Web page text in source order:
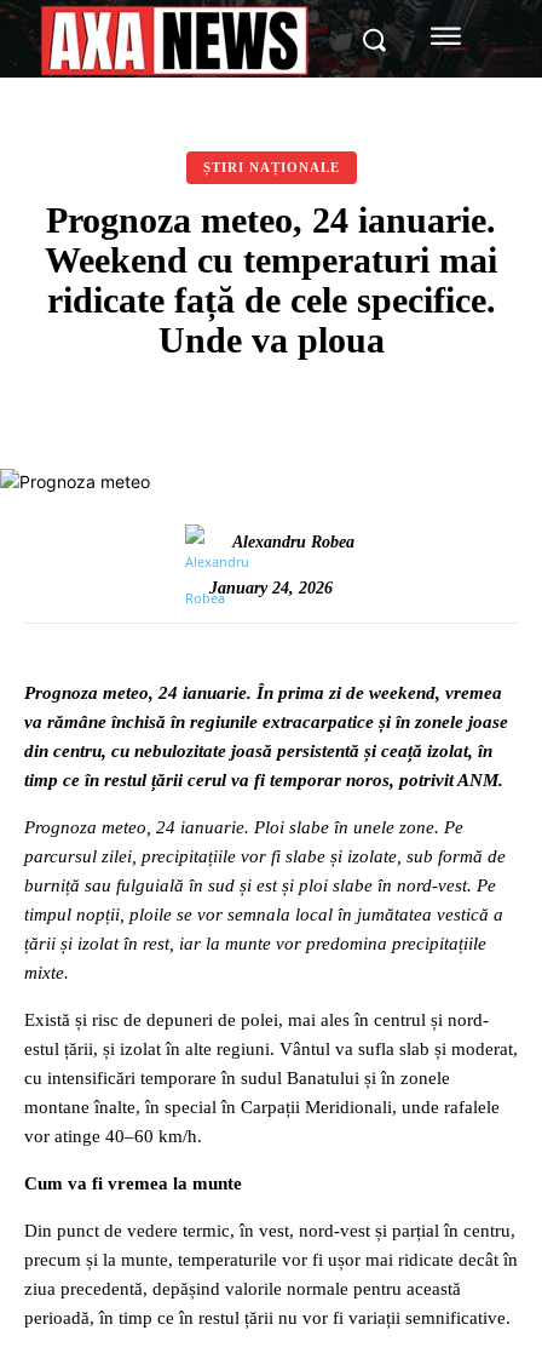
ȘTIRI NAȚIONALE
Prognoza meteo, 24 ianuarie.
Weekend cu temperaturi mai
ridicate față de cele specifice.
Unde va ploua
Alexandru Robea
January 24, 2026
Prognoza meteo, 24 ianuarie. În prima zi de weekend, vremea
va rămâne închisă în regiunile extracarpatice și în zonele joase
din centru, cu nebulozitate joasă persistentă și ceață izolat, în
timp ce în restul țării cerul va fi temporar noros, potrivit ANM.
Prognoza meteo, 24 ianuarie. Ploi slabe în unele zone. Pe
parcursul zilei, precipitațiile vor fi slabe și izolate, sub formă de
burniță sau fulguială în sud și est și ploi slabe în nord-vest. Pe
timpul nopții, ploile se vor semnala local în jumătatea vestică a
țării și izolat în rest, iar la munte vor predomina precipitațiile
mixte.
Există și risc de depuneri de polei, mai ales în centrul și nord-
estul țării, și izolat în alte regiuni. Vântul va sufla slab și moderat,
cu intensificări temporare în sudul Banatului și în zonele
montane înalte, în special în Carpații Meridionali, unde rafalele
vor atinge 40–60 km/h.
Cum va fi vremea la munte
Din punct de vedere termic, în vest, nord-vest și parțial în centru,
precum și la munte, temperaturile vor fi ușor mai ridicate decât în
ziua precedentă, depășind valorile normale pentru această
perioadă, în timp ce în restul țării nu vor fi variații semnificative.